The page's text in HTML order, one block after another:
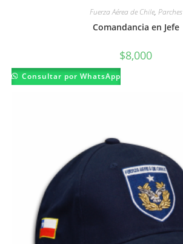
Fuerza Aérea de Chile, Parches
Comandancia en Jefe
$8,000
Consultar por WhatsApp